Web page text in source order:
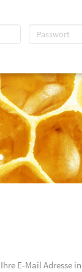
E-Mail Adresse